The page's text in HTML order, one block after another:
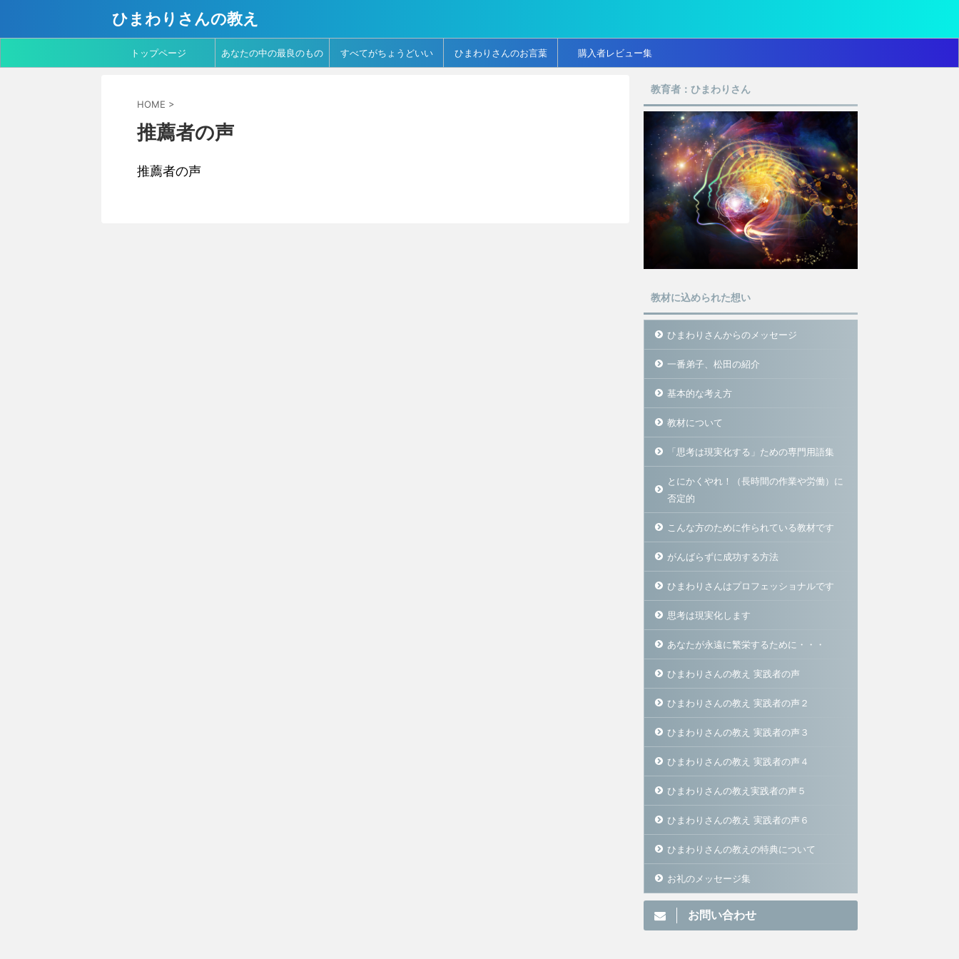
ひまわりさんの教え
トップページ あなたの中の最良のもの すべてがちょうどいい ひまわりさんのお言葉 購入者レビュー集
HOME >
推薦者の声
推薦者の声
教育者：ひまわりさん
教材に込められた想い
ひまわりさんからのメッセージ
一番弟子、松田の紹介
基本的な考え方
教材について
「思考は現実化する」ための専門用語集
とにかくやれ！（長時間の作業や労働）に
否定的
こんな方のために作られている教材です
がんばらずに成功する方法
ひまわりさんはプロフェッショナルです
思考は現実化します
あなたが永遠に繁栄するために・・・
ひまわりさんの教え 実践者の声
ひまわりさんの教え 実践者の声２
ひまわりさんの教え 実践者の声３
ひまわりさんの教え 実践者の声４
ひまわりさんの教え実践者の声５
ひまわりさんの教え 実践者の声６
ひまわりさんの教えの特典について
お礼のメッセージ集
お問い合わせ